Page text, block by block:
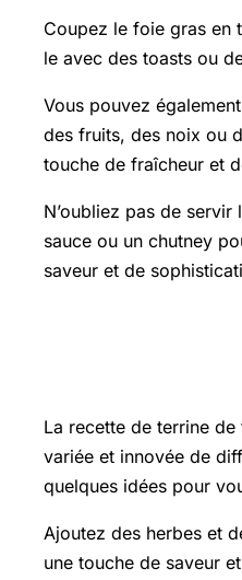
Coupez le foie gras en
le avec des toasts ou
Vous pouvez
des fruits, des noix ou
touche de fraîcheur et
N’oubliez pas de
sauce ou un chutney
saveur et de
La recette de terrine
variée et innovée de
quelques idées pour
Ajoutez des herbes et
une touche de saveur